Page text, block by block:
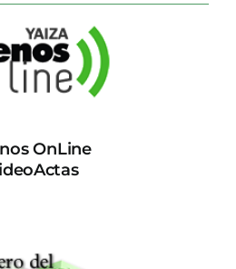
OnLine